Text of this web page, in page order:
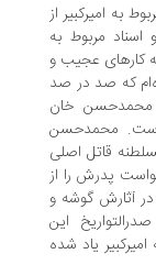
از
مربوط به
عجیب و
صد در صد
خان
محمدحسن
اصلی
را از
گوشه و
این
یاد شده